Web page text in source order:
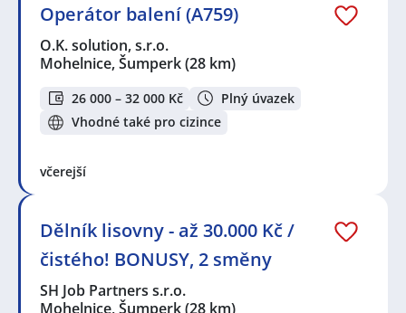
Operátor balení (A759)
O.K. solution, s.r.o.
Mohelnice, Šumperk(28 km)
26 000 – 32 000 Kč
Plný úvazek
Vhodné také pro cizince
včerejší
Dělník lisovny - až 30.000 Kč /
čistého! BONUSY, 2 směny
SH Job Partners s.r.o.
Mohelnice, Šumperk(28 km)